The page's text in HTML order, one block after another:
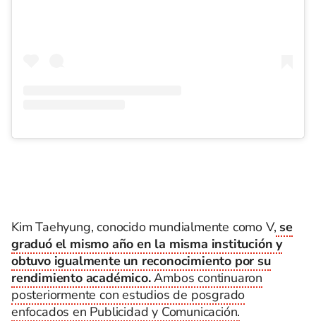
Kim Taehyung, conocido mundialmente como V, se
graduó el mismo año en la misma institución y
obtuvo igualmente un reconocimiento por su
rendimiento académico.Ambos continuaron
posteriormente con estudios de posgrado
enfocados en Publicidad y Comunicación.